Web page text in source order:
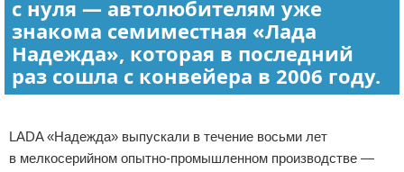
с нуля — автолюбителям уже
знакома семиместная «Лада
Надежда», которая в последний
раз сошла с конвейера в 2006 году.
LADA «Надежда» выпускали в течение восьми лет
в мелкосерийном опытно-промышленном производстве —